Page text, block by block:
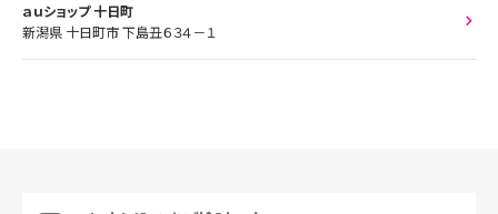
ａｕショップ 十日町
新潟県 十日町市 下島丑６３４－１